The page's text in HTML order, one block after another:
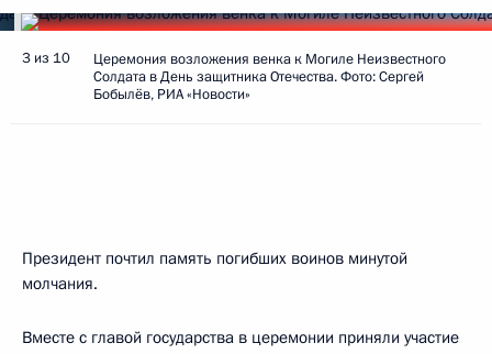
3 из 10
Церемония возложения венка к Могиле Неизвестного
Солдата в День защитника Отечества. Фото: Сергей
Бобылёв, РИА «Новости»
Президент почтил память погибших воинов минутой
молчания.
Вместе с главой государства в церемонии приняли участие